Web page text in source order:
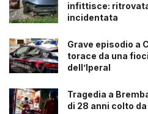
infittisce:
incidentata
Grave episodio a
torace da una
dell’Iperal
Tragedia a
di 28 anni colto